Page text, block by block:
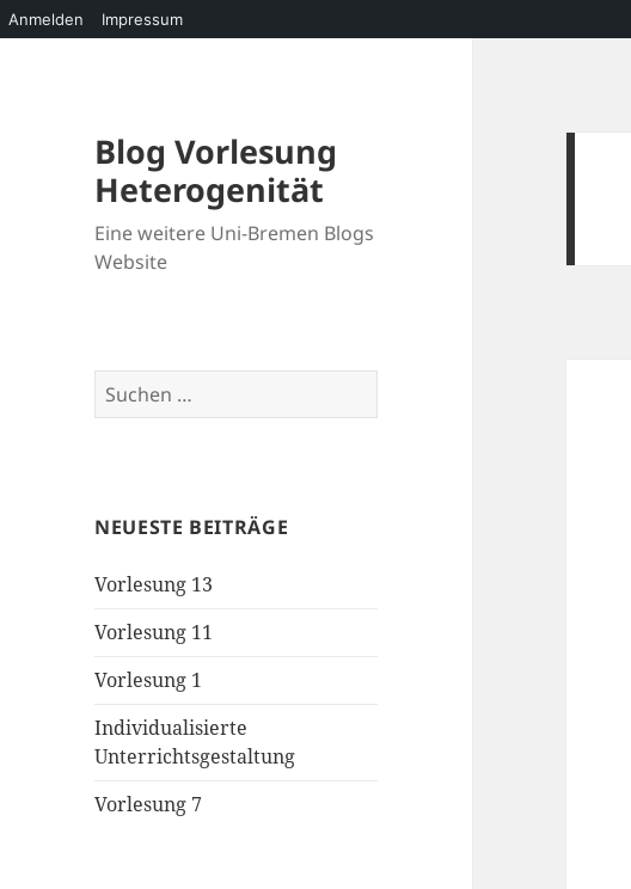
Anmelden Impressum
Blog Vorlesung
Heterogenität
Eine weitere Uni-Bremen Blogs
Website
Suchen
nach:
NEUESTE BEITRÄGE
Vorlesung 13
Vorlesung 11
Vorlesung 1
Individualisierte
Unterrichtsgestaltung
Vorlesung 7